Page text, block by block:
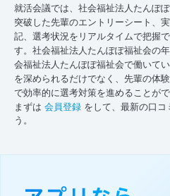
就活会議では、社会福祉法人たんぽ
突破した先輩のエントリーシート、
記、選考状況をリアルタイムで把握
す。社会福祉法人たんぽぽ福祉会の
会福祉法人たんぽぽ福祉会で働いて
を深められるだけでなく、先輩の体
で効率的に選考対策を進めることがで
まずは 会員登録 をして、最新の口
う。